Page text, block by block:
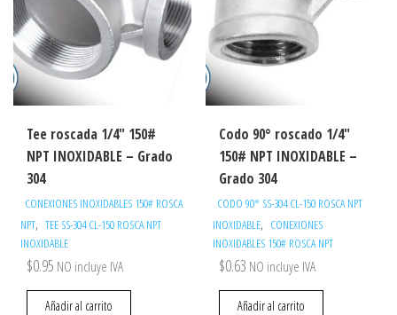
Tee roscada 1/4″ 150#
NPT INOXIDABLE – Grado
304
CONEXIONES INOXIDABLES 150# ROSCA
NPT, TEE SS-304 CL-150 ROSCA NPT
INOXIDABLE
$0.95 NO incluye IVA
Añadir al carrito
Codo 90° roscado 1/4″
150# NPT INOXIDABLE –
Grado 304
CODO 90° SS-304 CL-150 ROSCA NPT
INOXIDABLE, CONEXIONES
INOXIDABLES 150# ROSCA NPT
$0.63 NO incluye IVA
Añadir al carrito